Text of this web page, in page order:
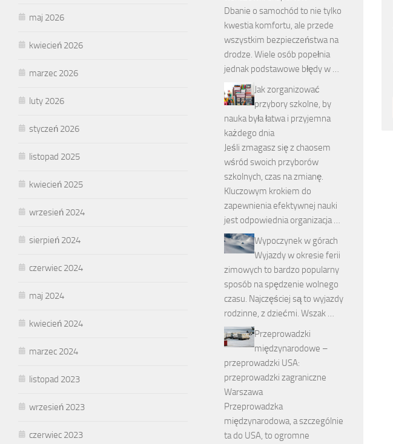
maj 2026
kwiecień 2026
marzec 2026
luty 2026
styczeń 2026
listopad 2025
kwiecień 2025
wrzesień 2024
sierpień 2024
czerwiec 2024
maj 2024
kwiecień 2024
marzec 2024
listopad 2023
wrzesień 2023
czerwiec 2023
Dbanie o samochód to nie tylko
kwestia komfortu, ale przede
wszystkim bezpieczeństwa na
drodze. Wiele osób popełnia
jednak podstawowe błędy w …
Jak zorganizować
przybory szkolne, by
nauka była łatwa i przyjemna
każdego dnia
Jeśli zmagasz się z chaosem
wśród swoich przyborów
szkolnych, czas na zmianę.
Kluczowym krokiem do
zapewnienia efektywnej nauki
jest odpowiednia organizacja …
Wypoczynek w górach
Wyjazdy w okresie ferii
zimowych to bardzo popularny
sposób na spędzenie wolnego
czasu. Najczęściej są to wyjazdy
rodzinne, z dziećmi. Wszak …
Przeprowadzki
międzynarodowe –
przeprowadzki USA:
przeprowadzki zagraniczne
Warszawa
Przeprowadzka
międzynarodowa, a szczególnie
ta do USA, to ogromne